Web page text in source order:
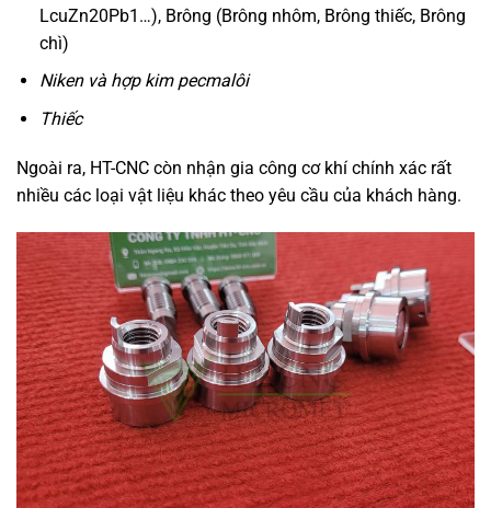
LcuZn20Pb1…), Brông (Brông nhôm, Brông thiếc, Brông
chì)
Niken và hợp kim pecmalôi
Thiếc
Ngoài ra, HT-CNC còn nhận gia công cơ khí chính xác rất
nhiều các loại vật liệu khác theo yêu cầu của khách hàng.